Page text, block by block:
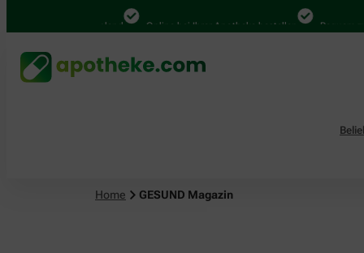
4.000 Mal in Deutschland Online bei Ihrer Apotheke bestellen Bequem
Home GESUND Magazin